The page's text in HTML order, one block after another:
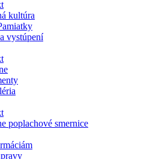
kultúra
vystúpení
poplachové smernice